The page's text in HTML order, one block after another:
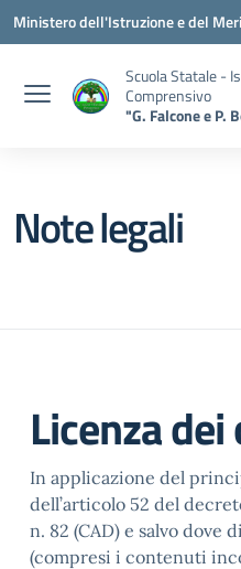
Vai ai contenuti
Vai al menu di navigazione
Vai al footer
Ministero dell'Istruzione e del
Scuola Statale -
Comprensivo
"G. Falcone e P.
Note legali
Licenza
In applicazione del
dell’articolo 52 del
n. 82 (CAD) e salvo dove
(compresi i contenuti